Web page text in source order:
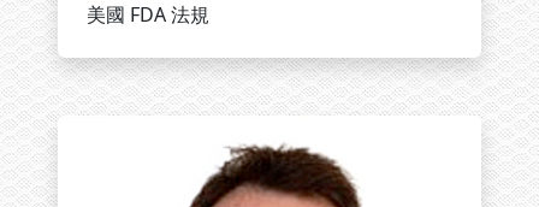
美國 FDA 法規